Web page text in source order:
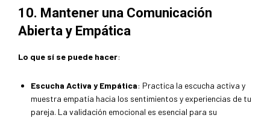
10. Mantener una Comunicación
Abierta y Empática
Lo que sí se puede hacer:
Escucha Activa y Empática: Practica la escucha activa y
muestra empatía hacia los sentimientos y experiencias de tu
pareja. La validación emocional es esencial para su